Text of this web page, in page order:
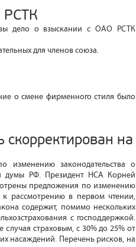
РСТК
дело о взыскании с ОАО РСТК
для членов союза.
о смене фирменного стиля было
скорректирован на
изменению законодательства о
думы РФ. Президент НСА Корней
предложения по изменению
к рассмотрению в первом чтении,
содержит, помимо нескольких
с господдержкой.
случая страховым, с 30% до 25% от
насаждений. Перечень рисков, на